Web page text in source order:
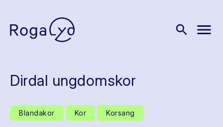
search menu
Dirdal ungdomskor
Blandakor Kor Korsang